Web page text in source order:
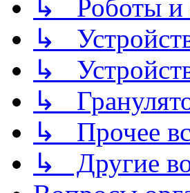
↳ Роботы и
↳
↳
↳
↳ Прочее
↳ Другие